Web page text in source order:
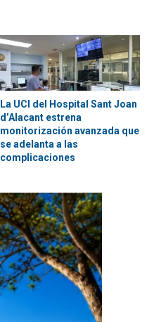
La UCI del Hospital Sant Joan
d’Alacant estrena
monitorización avanzada que
se adelanta a las
complicaciones